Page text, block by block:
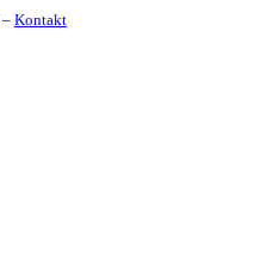
– Kontakt